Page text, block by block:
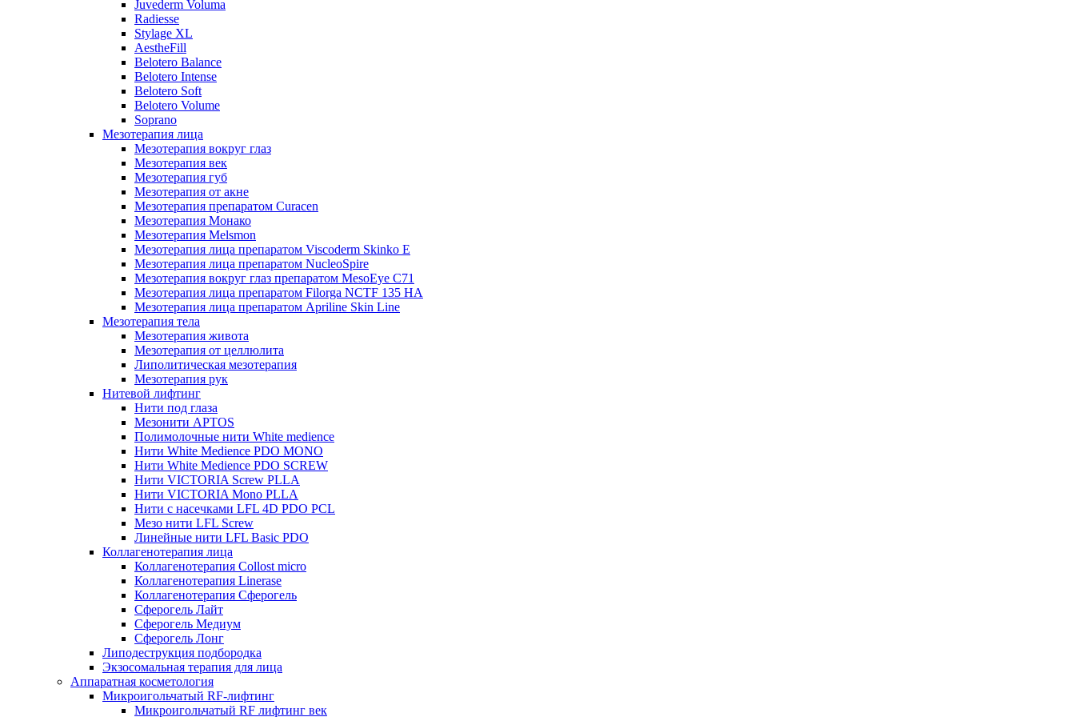
Juvederm Voluma
Radiesse
Stylage XL
AestheFill
Belotero Balance
Belotero Intense
Belotero Soft
Belotero Volume
Soprano
Мезотерапия лица
Мезотерапия вокруг глаз
Мезотерапия век
Мезотерапия губ
Мезотерапия от акне
Мезотерапия препаратом Curacen
Мезотерапия Монако
Мезотерапия Melsmon
Мезотерапия лица препаратом Viscoderm Skinko E
Мезотерапия лица препаратом NucleoSpire
Мезотерапия вокруг глаз препаратом MesoEye С71
Мезотерапия лица препаратом Filorga NCTF 135 HA
Мезотерапия лица препаратом Apriline Skin Line
Мезотерапия тела
Мезотерапия живота
Мезотерапия от целлюлита
Липолитическая мезотерапия
Мезотерапия рук
Нитевой лифтинг
Нити под глаза
Мезонити APTOS
Полимолочные нити White medience
Нити White Medience PDO MONO
Нити White Medience PDO SCREW
Нити VICTORIA Screw PLLA
Нити VICTORIA Mono PLLA
Нити с насечками LFL 4D PDO PCL
Мезо нити LFL Screw
Линейные нити LFL Basic PDO
Коллагенотерапия лица
Коллагенотерапия Collost micro
Коллагенотерапия Linerase
Коллагенотерапия Сферогель
Сферогель Лайт
Сферогель Медиум
Сферогель Лонг
Липодеструкция подбородка
Экзосомальная терапия для лица
Аппаратная косметология
Микроигольчатый RF-лифтинг
Микроигольчатый RF лифтинг век